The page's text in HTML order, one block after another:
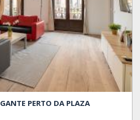
PERTO DA PLAZA